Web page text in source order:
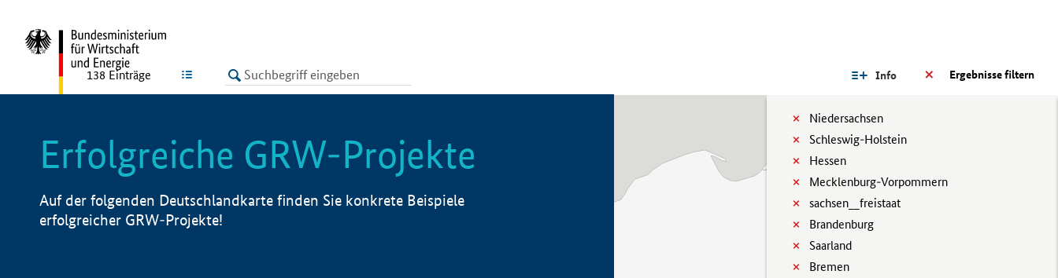
LISTE Ergebnisse filtern
Info
Niedersachsen
Schleswig-Holstein
Hessen
Mecklenburg-Vorpommern
sachsen__freistaat
Brandenburg
Saarland
Bremen
138 Einträge
Erfolgreiche GRW-Projekte
Auf der folgenden Deutschlandkarte finden Sie konkrete Beispiele
erfolgreicher GRW-Projekte!